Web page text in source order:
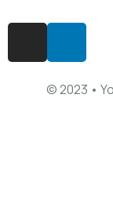
© 2023 •